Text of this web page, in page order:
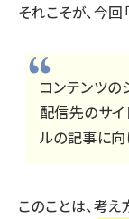
それこそが、今回
コンテンツの
配信先のサ
ルの記事に向
このことは、考